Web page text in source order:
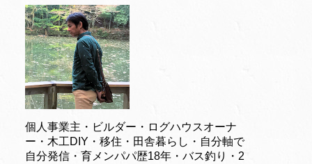
個人事業主・ビルダー・ログハウスオーナ
ー・木工DIY・移住・田舎暮らし・自分軸で
自分発信・育メンパパ歴18年・バス釣り・2